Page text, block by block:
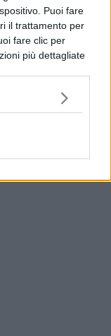
Puoi fare
il trattamento per
fare clic per
più dettagliate
hai il diritto di
si
su questo sito o
.
aiuti agli sfollati e